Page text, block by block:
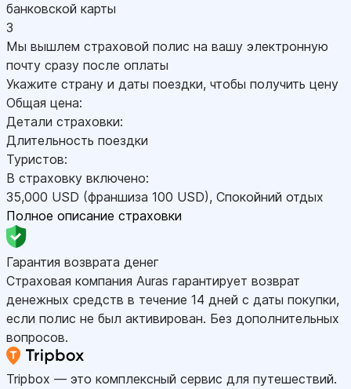
банковской карты
3
Мы вышлем страховой полис на вашу электронную
почту сразу после оплаты
Укажите страну и даты поездки, чтобы получить цену
Общая цена:
Детали страховки:
Длительность поездки
Туристов:
В страховку включено:
35,000 USD (франшиза 100 USD), Спокойний отдых
Полное описание страховки
Гарантия возврата денег
Страховая компания Auras гарантирует возврат
денежных средств в течение 14 дней с даты покупки,
если полис не был активирован. Без дополнительных
вопросов.
Tripbox — это комплексный сервис для путешествий.